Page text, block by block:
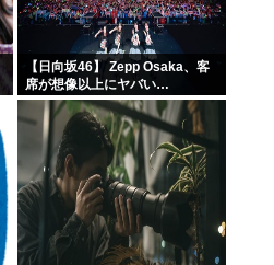
【日向坂46】 Zepp Osaka、客
席が想像以上にヤバい…